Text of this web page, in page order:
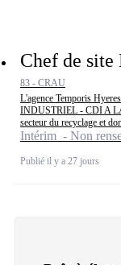
Chef de site
83 - CRAU
L'agence Temporis
INDUSTRIEL - CDI A
secteur du recyclage et
Intérim - Non
Publié il y a 27 jours